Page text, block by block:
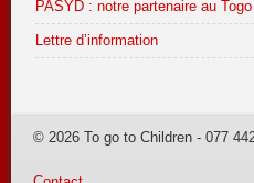
PASYD : notre partenaire au Togo
Lettre d’information
© 2026 To go to Children - 077